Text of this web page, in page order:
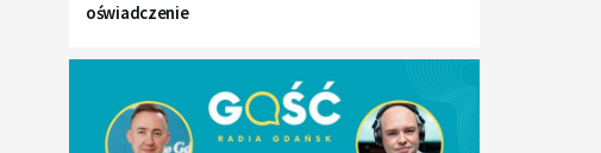
oświadczenie